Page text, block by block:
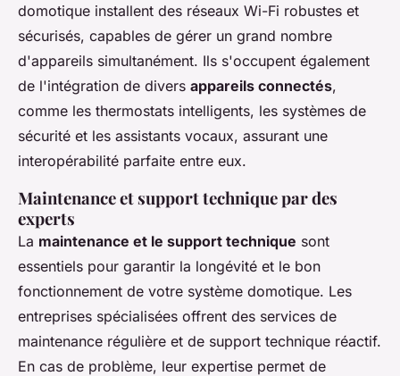
domotique installent des réseaux Wi-Fi robustes et
sécurisés, capables de gérer un grand nombre
d'appareils simultanément. Ils s'occupent également
de l'intégration de divers appareils connectés,
comme les thermostats intelligents, les systèmes de
sécurité et les assistants vocaux, assurant une
interopérabilité parfaite entre eux.
Maintenance et support technique par des
experts
La maintenance et le support technique sont
essentiels pour garantir la longévité et le bon
fonctionnement de votre système domotique. Les
entreprises spécialisées offrent des services de
maintenance régulière et de support technique réactif.
En cas de problème, leur expertise permet de